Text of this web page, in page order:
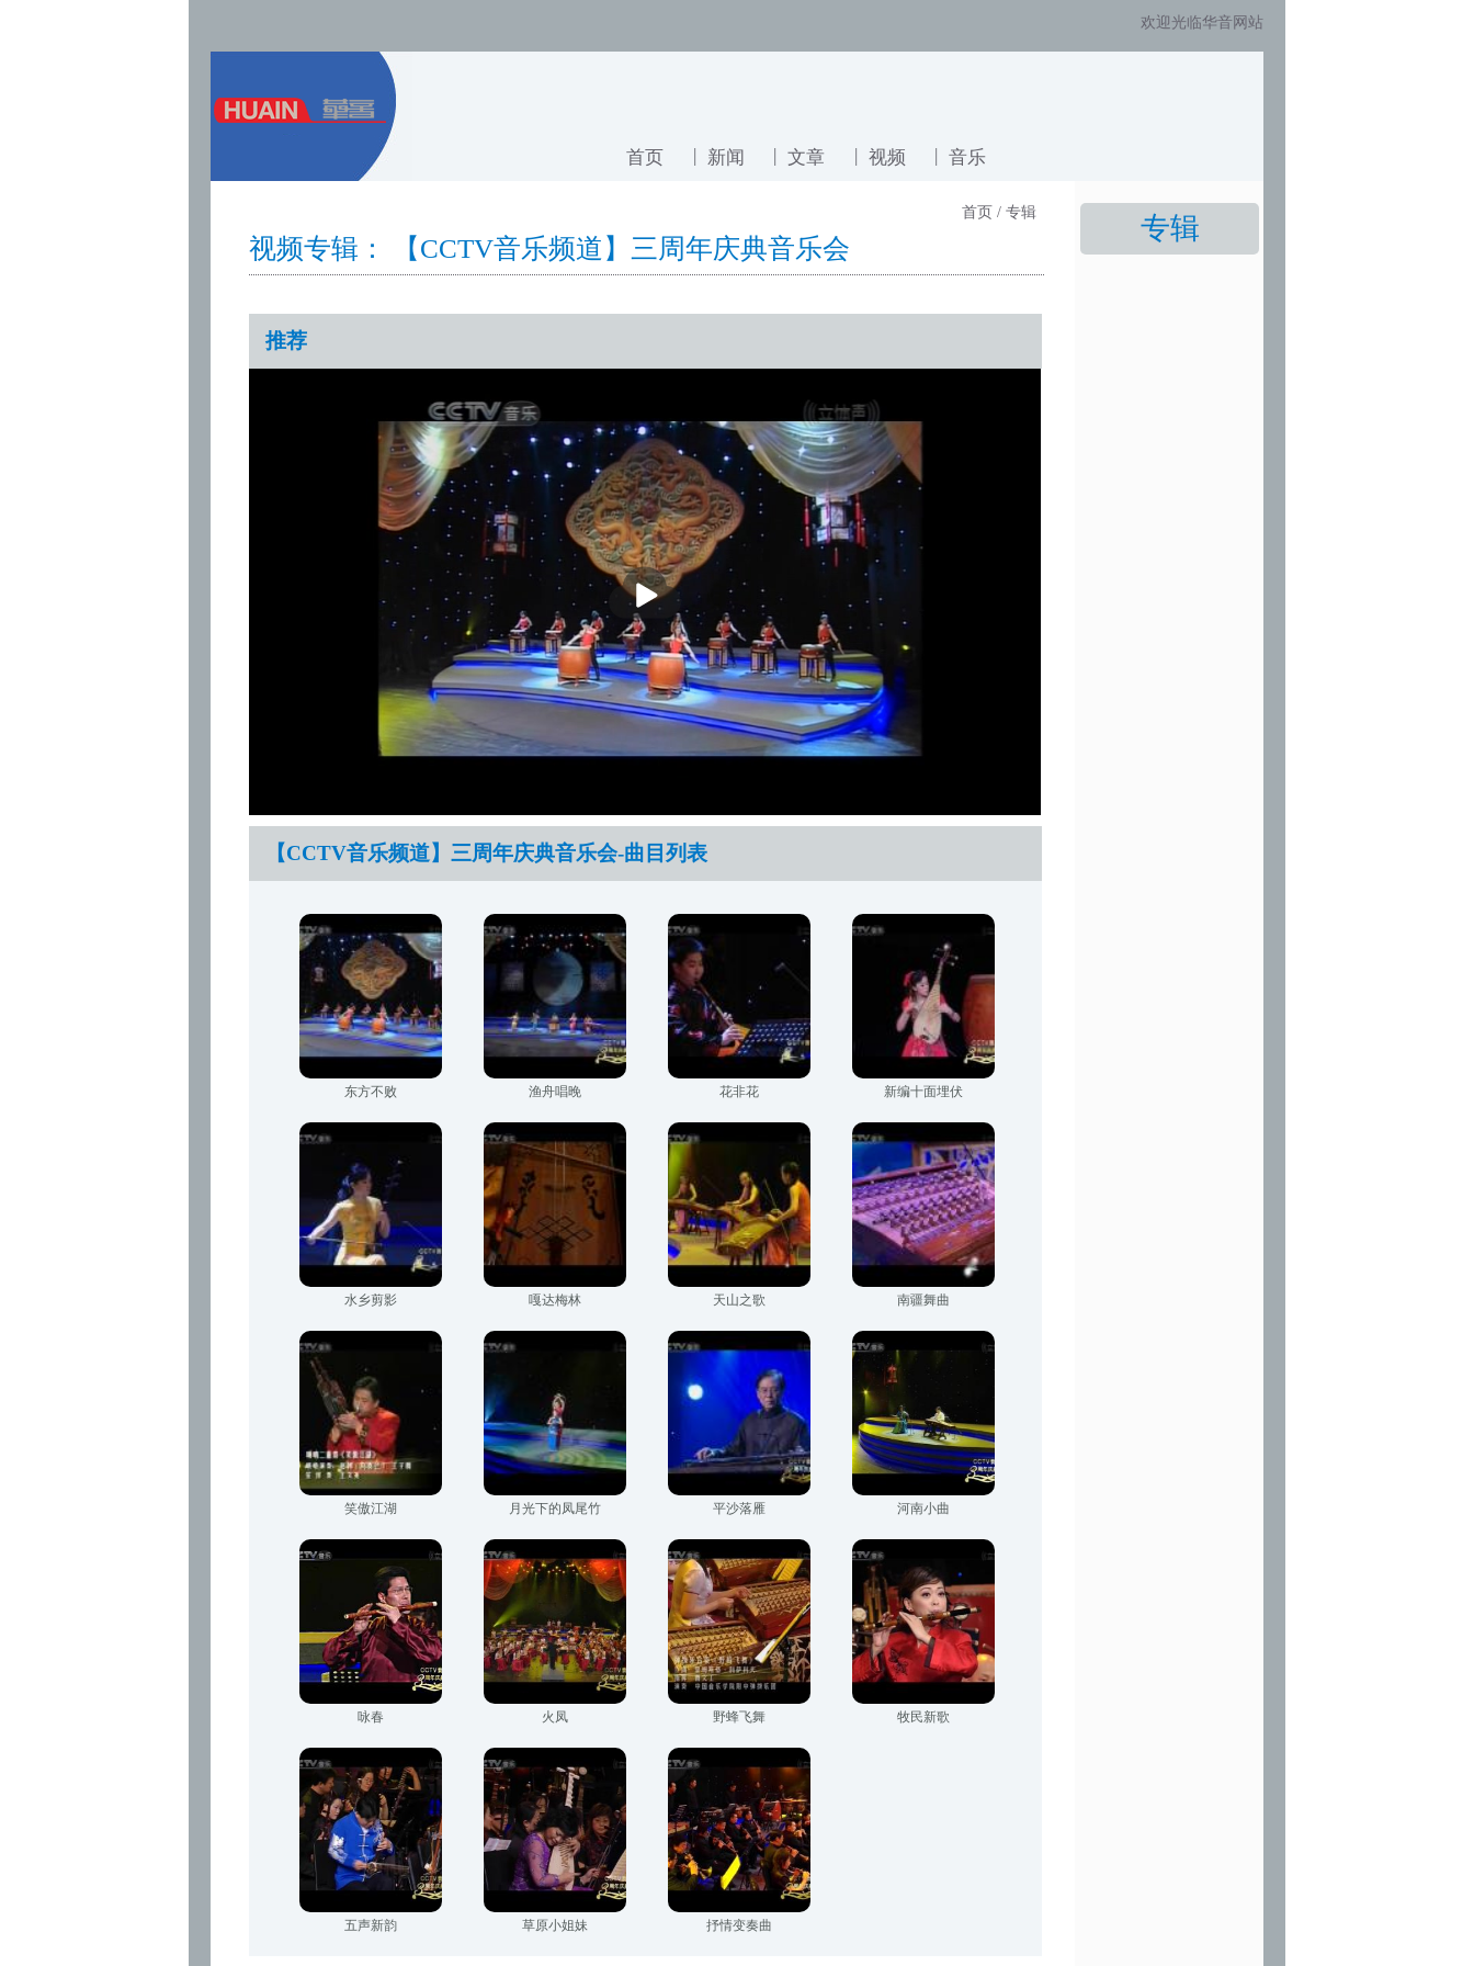
欢迎光临华音网站
首页 新闻 文章 视频 音乐
专辑
首页 / 专辑
视频专辑： 【CCTV音乐频道】三周年庆典音乐会
推荐
播
放
【CCTV音乐频道】三周年庆典音乐会-曲目列表
东方不败 渔舟唱晚 花非花 新编十面埋伏
水乡剪影 嘎达梅林 天山之歌 南疆舞曲
笑傲江湖 月光下的凤尾竹 平沙落雁 河南小曲
咏春 火凤 野蜂飞舞 牧民新歌
五声新韵 草原小姐妹 抒情变奏曲